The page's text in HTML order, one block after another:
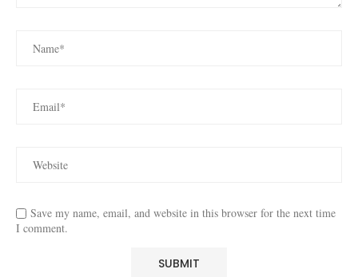
Save my name, email, and website in this browser for the next time
I comment.